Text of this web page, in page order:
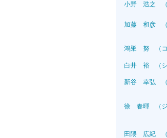
小野 浩之
加藤 和彦
鴻巣 努 （
白井 裕
（
新谷 幸弘
徐 春暉 （
田隈 広紀